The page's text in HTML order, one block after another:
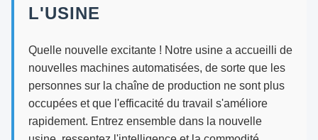
L'USINE
Quelle nouvelle excitante ! Notre usine a accueilli de
nouvelles machines automatisées, de sorte que les
personnes sur la chaîne de production ne sont plus
occupées et que l'efficacité du travail s'améliore
rapidement. Entrez ensemble dans la nouvelle